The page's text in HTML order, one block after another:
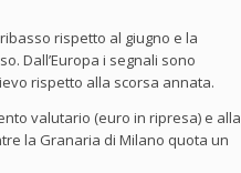
rispetto al giugno e la
Dall’Europa i segnali sono
rispetto alla scorsa annata.
valutario (euro in ripresa) e alla
la Granaria di Milano quota un